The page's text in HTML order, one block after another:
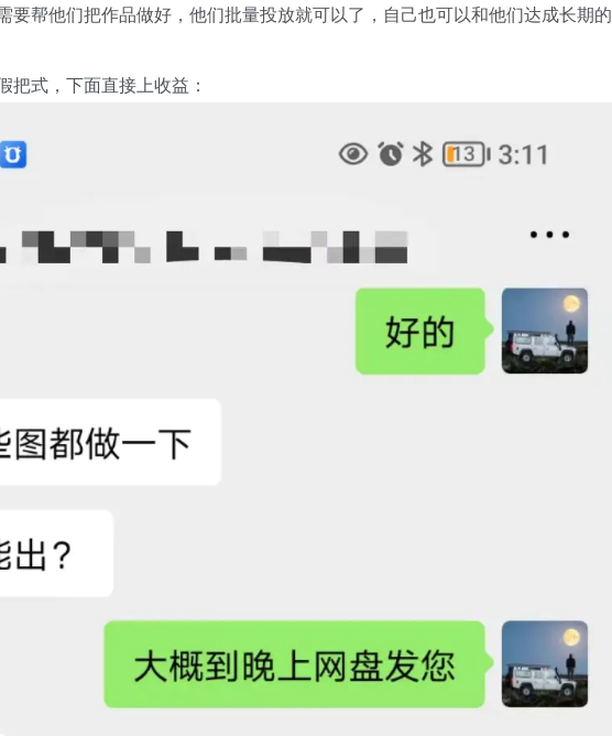
要帮他们把作品做好，他们批量投放就可以了，自己也可以和他们达成长期的
把式，下面直接上收益：